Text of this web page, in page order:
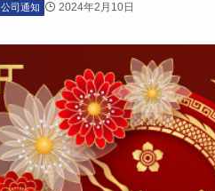
公司通知 2024年2月10日